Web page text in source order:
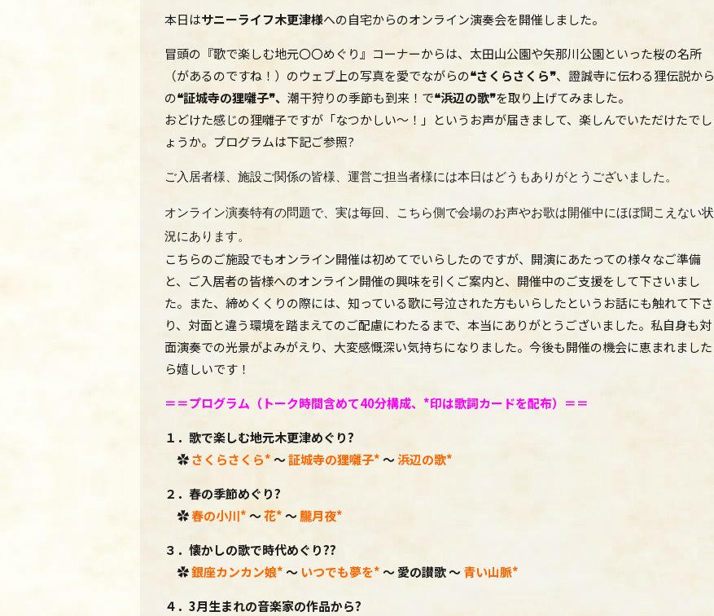
本日はサニーライフ木更津様への自宅からのオンライン演奏会を開催しました。
冒頭の『歌で楽しむ地元〇〇めぐり』コーナーからは、太田山公園や矢那川公園といった桜の名所
（があるのですね！）のウェブ上の写真を愛でながらの❝さくらさくら❞、證誠寺に伝わる狸伝説から
の❝証城寺の狸囃子❞、 潮干狩りの季節も到来！で❝浜辺の歌❞を取り上げてみました。
おどけた感じの狸囃子ですが「なつかしい～！」というお声が届きまして、楽しんでいただけたでし
ょうか。プログラムは下記ご参照?
ご入居者様、施設ご関係の皆様、運営ご担当者様には本日はどうもありがとうございました。
オンライン演奏特有の問題で、実は毎回、こちら側で会場のお声やお歌は開催中にほぼ聞こえない状
況にあります。
こちらのご施設でもオンライン開催は初めてでいらしたのですが、開演にあたっての様々なご準備
と、ご入居者の皆様へのオンライン開催の興味を引くご案内と、開催中のご支援をして下さいまし
た。 また、締めくくりの際には、 知っている歌に号泣された方もいらしたというお話にも触れて下さ
り、 対面と違う環境を踏まえてのご配慮にわたるまで、本当にありがとうございました。私自身も対
面演奏での光景がよみがえり、大変感慨深い気持ちになりました。 今後も開催の機会に恵まれました
ら嬉しいです！
＝＝プログラム（トーク時間含めて40分構成、*印は歌詞カードを配布）＝＝
１． 歌で楽しむ地元木更津めぐり?
✿さくらさくら*～証城寺の狸囃子*～浜辺の歌*
２．春の季節めぐり?
✿春の小川*～花*～朧月夜*
３．懐かしの歌で時代めぐり??
✿銀座カンカン娘*～ いつでも夢を*～ 愛の讃歌～青い山脈*
４．3月生まれの音楽家の作品から?